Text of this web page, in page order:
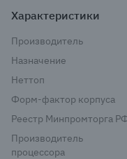
Характеристики
Производитель
Назначение
Неттоп
Форм-фактор корпуса
Реестр Минпромторга
Производитель
процессора